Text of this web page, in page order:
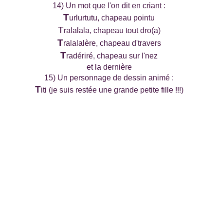
14) Un mot que l'on dit en criant :
Turlurtutu, chapeau pointu
Tralalala, chapeau tout dro(a)
Tralalalère, chapeau d'travers
Tradériré, chapeau sur l'nez
et la dernière
15) Un personnage de dessin animé :
Titi (je suis restée une grande petite fille !!!)